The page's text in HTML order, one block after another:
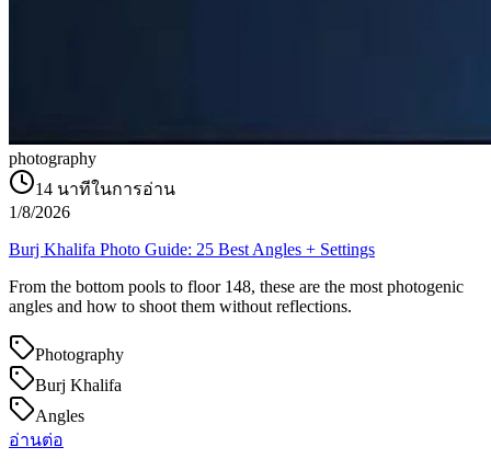
photography
14 นาทีในการอ่าน
1/8/2026
Burj Khalifa Photo Guide: 25 Best Angles + Settings
From the bottom pools to floor 148, these are the most photogenic
angles and how to shoot them without reflections.
Photography
Burj Khalifa
Angles
อ่านต่อ